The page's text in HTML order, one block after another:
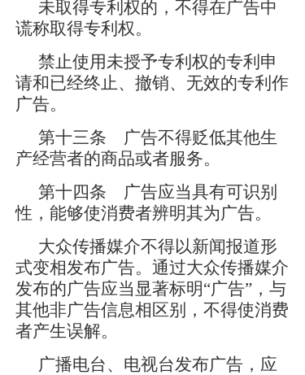
未取得专利权的，不得在广告中
谎称取得专利权。
禁止使用未授予专利权的专利申
请和已经终止、撤销、无效的专利作
广告。
第十三条 广告不得贬低其他生
产经营者的商品或者服务。
第十四条 广告应当具有可识别
性，能够使消费者辨明其为广告。
大众传播媒介不得以新闻报道形
式变相发布广告。通过大众传播媒介
发布的广告应当显著标明“广告”，与
其他非广告信息相区别，不得使消费
者产生误解。
广播电台、电视台发布广告，应